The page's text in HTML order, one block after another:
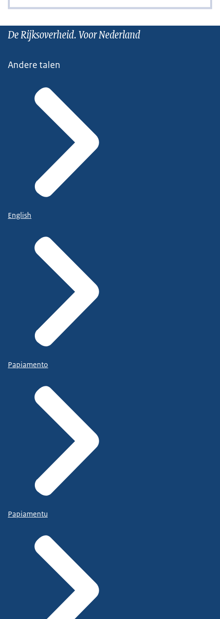
De Rijksoverheid. Voor Nederland
Andere talen
English
Papiamento
Papiamentu